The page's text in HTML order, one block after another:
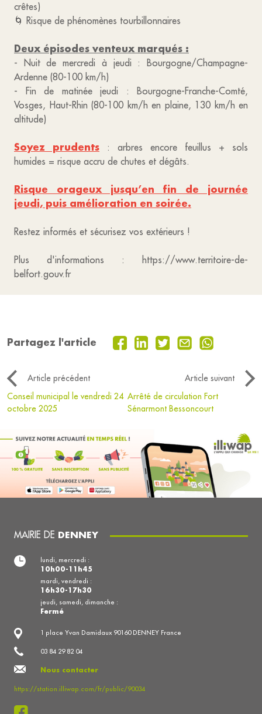
crêtes)
🌀 Risque de phénomènes tourbillonnaires
Deux épisodes venteux marqués :
- Nuit de mercredi à jeudi : Bourgogne/Champagne-
Ardenne (80-100 km/h)
- Fin de matinée jeudi : Bourgogne-Franche-Comté,
Vosges, Haut-Rhin (80-100 km/h en plaine, 130 km/h en
altitude)
Soyez prudents : arbres encore feuillus + sols
humides = risque accru de chutes et dégâts.
Risque orageux jusqu’en fin de journée
jeudi, puis amélioration en soirée.
Restez informés et sécurisez vos extérieurs !
Plus d'informations : https://www.territoire-de-
belfort.gouv.fr
Partagez l'article
Article précédent
Article suivant
Conseil municipal le vendredi 24
octobre 2025
Arrêté de circulation Fort
Sénarmont Bessoncourt
MAIRIE DE DENNEY
1 place Yvan Damidaux 90160 DENNEY France
03 84 29 82 04
Nous contacter
https://station.illiwap.com/fr/public/90034
lundi, mercredi :
10h00-11h45
mardi, vendredi :
16h30-17h30
jeudi, samedi, dimanche :
Fermé